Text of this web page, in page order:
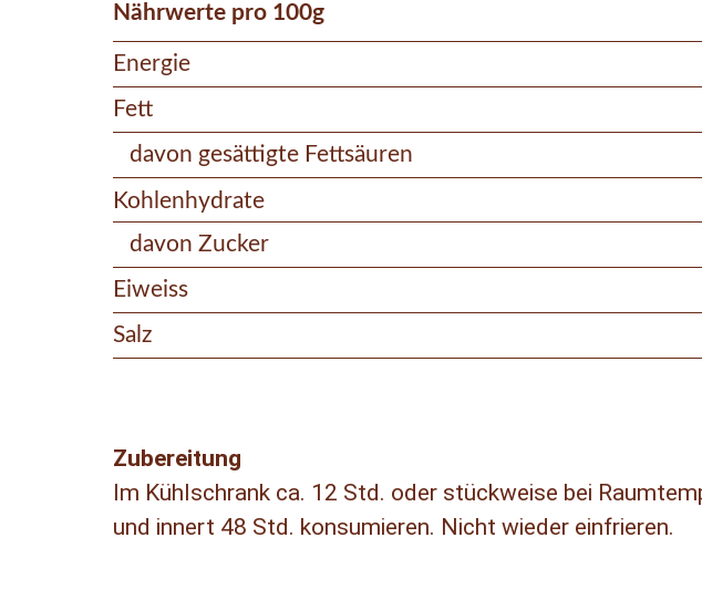
Nährwerte pro 100g
Energie
Fett
davon gesättigte Fettsäuren
Kohlenhydrate
davon Zucker
Eiweiss
Salz
Zubereitung
Im Kühlschrank ca. 12 Std. oder stückweise bei
und innert 48 Std. konsumieren. Nicht wieder einfrieren.